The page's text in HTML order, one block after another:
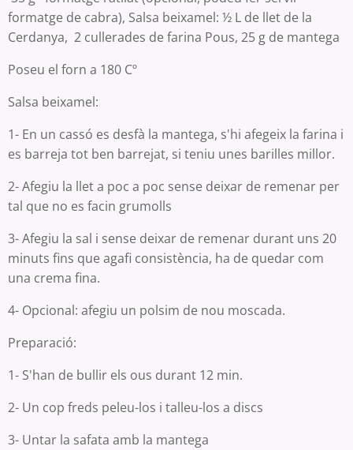
formatge de cabra), Salsa beixamel: ½ L de llet de la
Cerdanya, 2 cullerades de farina Pous, 25 g de mantega
Poseu el forn a 180 Cº
Salsa beixamel:
1- En un cassó es desfà la mantega, s'hi afegeix la farina i
es barreja tot ben barrejat, si teniu unes barilles millor.
2- Afegiu la llet a poc a poc sense deixar de remenar per
tal que no es facin grumolls
3- Afegiu la sal i sense deixar de remenar durant uns 20
minuts fins que agafi consistència, ha de quedar com
una crema fina.
4- Opcional: afegiu un polsim de nou moscada.
Preparació:
1- S'han de bullir els ous durant 12 min.
2- Un cop freds peleu-los i talleu-los a discs
3- Untar la safata amb la mantega